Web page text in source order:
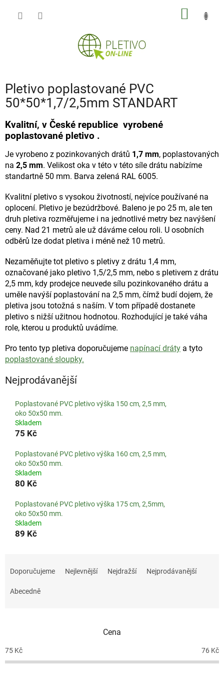
Pletivo poplastované PVC
50*50*1,7/2,5mm STANDART
Kvalitní, v České republice vyrobené
poplastované pletivo .
Je vyrobeno z pozinkovaných drátů 1,7 mm, poplastovaných
na 2,5 mm. Velikost oka v této v této síle drátu nabízíme
standartně 50 mm. Barva zelená RAL 6005.
Kvalitní pletivo s vysokou životností, nejvíce používané na
oplocení. Pletivo je bezúdržbové. Baleno je po 25 m, ale ten
druh pletiva rozměřujeme i na jednotlivé metry bez navýšení
ceny. Nad 21 metrů ale už dáváme celou roli. U osobních
odběrů lze dodat pletiva i méně než 10 metrů.
Nezaměňujte tot pletivo s pletivy z drátu 1,4 mm,
označované jako pletivo 1,5/2,5 mm, nebo s pletivem z drátu
2,5 mm, kdy prodejce neuvede sílu pozinkovaného drátu a
uměle navýší poplastování na 2,5 mm, čímž budí dojem, že
pletiva jsou totožná s naším. V tom případě dostanete
pletivo s nižší užitnou hodnotou. Rozhodující je také váha
role, kterou u produktů uvádíme.
Pro tento typ pletiva doporučujeme napínací dráty a tyto
poplastované sloupky.
Nejprodávanější
Poplastované PVC pletivo výška 150 cm, 2,5 mm,
oko 50x50 mm.
Skladem
75 Kč
Poplastované PVC pletivo výška 160 cm, 2,5 mm,
oko 50x50 mm.
Skladem
80 Kč
Poplastované PVC pletivo výška 175 cm, 2,5mm,
oko 50x50 mm.
Skladem
89 Kč
o
d
Doporučujeme Nejlevnější Nejdražší Nejprodávanější
Abecedně
Cena
75 Kč 76 Kč